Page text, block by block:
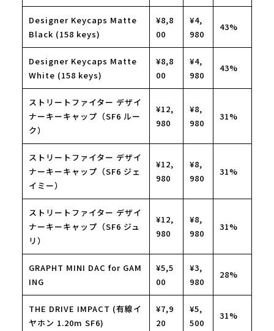
Designer Keycaps Matte
Black (158 keys)
¥8,8
00
¥4,
980
43%
Designer Keycaps Matte
White (158 keys)
¥8,8
00
¥4,
980
43%
ストリートファイター デザイ
ナーキーキャップ（SF6 ルー
ク）
¥12,
980
¥8,
980
31%
ストリートファイター デザイ
ナーキーキャップ（SF6 ジェ
イミー）
¥12,
980
¥8,
980
31%
ストリートファイター デザイ
ナーキーキャップ（SF6 ジュ
リ）
¥12,
980
¥8,
980
31%
GRAPHT MINI DAC for GAM
ING
¥5,5
00
¥3,
980
28%
THE DRIVE IMPACT (有線イ
ヤホン 1.20m SF6)
¥7,9
20
¥5,
500
31%